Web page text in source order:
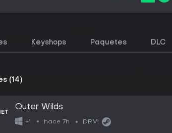
Keyshops Paquetes DLC
(14)
Outer Wilds
+1 hace 7h DRM: